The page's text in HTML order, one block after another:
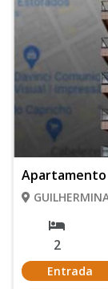
Apartamento -
2
Entrada